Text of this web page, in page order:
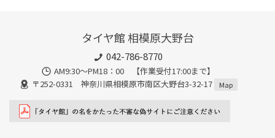
タイヤ館 相模原大野台
042-786-8770
AM9:30～PM18：00 【作業受付17:00まで】
〒252-0331 神奈川県相模原市南区大野台3-32-17
Map